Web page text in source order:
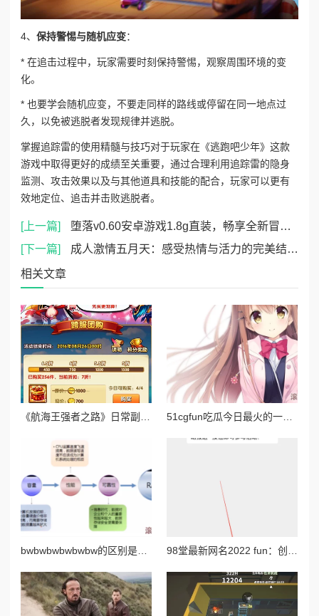
4、 保持警惕与随机应变：
* 在追击过程中，玩家需要时刻保持警惕，观察周围环境的变
化。
* 也要学会随机应变，不要走同样的路线或停留在同一地点过
久，以免被逃脱者发现规律并逃脱。
掌握追踪雷的使用精髓与技巧对于玩家在《逃跑吧少年》这款
游戏中取得更好的成绩至关重要，通过合理利用追踪雷的隐身
监测、攻击效果以及与其他道具和技能的配合，玩家可以更有
效地定位、追击并击败逃脱者。
[上一篇]
堕落v0.60安卓游戏1.8g直装，畅享全新冒险体验，感受极致游戏乐趣与精彩剧情！
[下一篇]
成人激情五月天：感受热情与活力的完美结合，释放内心深处的渴望与欢愉，尽享无尽乐趣与刺激体验
相关文章
51cgfun吃瓜今日最火的一句：这句话在社交媒体上引发热议，成为网友们讨论的焦点，体现了当下流行文化的趣味与共鸣